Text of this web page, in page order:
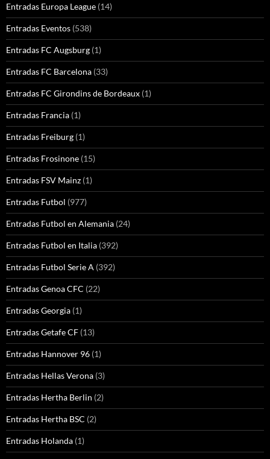
Entradas Europa League (14)
Entradas Eventos (538)
Entradas FC Augsburg (1)
Entradas FC Barcelona (33)
Entradas FC Girondins de Bordeaux (1)
Entradas Francia (1)
Entradas Freiburg (1)
Entradas Frosinone (15)
Entradas FSV Mainz (1)
Entradas Futbol (977)
Entradas Futbol en Alemania (24)
Entradas Futbol en Italia (392)
Entradas Futbol Serie A (392)
Entradas Genoa CFC (22)
Entradas Georgia (1)
Entradas Getafe CF (13)
Entradas Hannover 96 (1)
Entradas Hellas Verona (3)
Entradas Hertha Berlin (2)
Entradas Hertha BSC (2)
Entradas Holanda (1)